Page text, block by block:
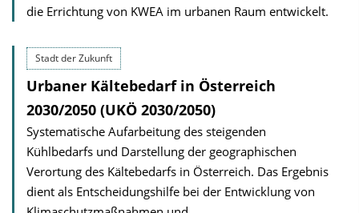
die Errichtung von KWEA im urbanen Raum entwickelt.
Stadt der Zukunft
Urbaner Kältebedarf in Österreich
2030/2050 (UKÖ 2030/2050)
Systematische Aufarbeitung des steigenden
Kühlbedarfs und Darstellung der geographischen
Verortung des Kältebedarfs in Österreich. Das Ergebnis
dient als Entscheidungshilfe bei der Entwicklung von